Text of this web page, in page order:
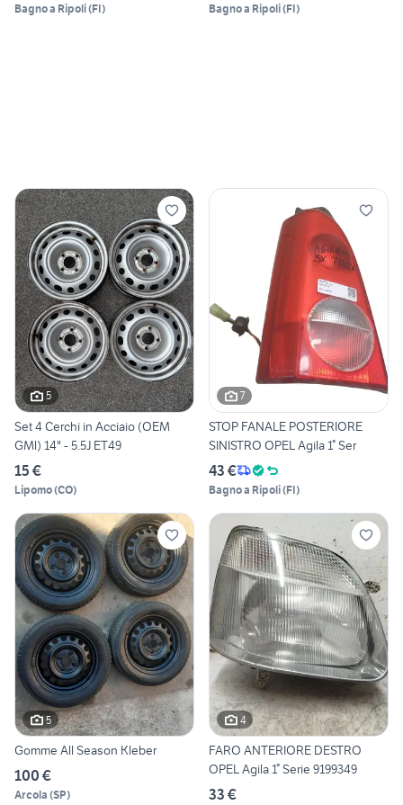
Bagno a Ripoli(FI) Bagno a Ripoli(FI)
5
Set 4 Cerchi in Acciaio (OEM
GMl) 14" - 5.5J ET49
15 €
Lipomo(CO)
7
STOP FANALE POSTERIORE
SINISTRO OPEL Agila 1° Ser
43 €
Bagno a Ripoli(FI)
5
Gomme All Season Kleber
100 €
Arcola (SP)
4
FARO ANTERIORE DESTRO
OPEL Agila 1° Serie 9199349
33 €